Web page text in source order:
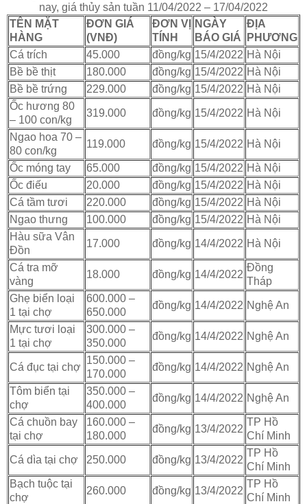
nay, giá thủy sản tuần 11/04/2022 – 17/04/2022
TÊN MẶT
HÀNG
ĐƠN GIÁ
(VNĐ)
ĐƠN VỊ
TÍNH
NGÀY
BÁO GIÁ
ĐỊA
PHƯƠNG
Cá trích
45.000 đồng/kg 15/4/2022 Hà Nội
Bề bề thịt
180.000 đồng/kg 15/4/2022 Hà Nội
Bề bề trứng
229.000 đồng/kg 15/4/2022 Hà Nội
Ốc hương 80
– 100 con/kg
319.000 đồng/kg 15/4/2022 Hà Nội
Ngao hoa 70 –
80 con/kg
119.000 đồng/kg 15/4/2022 Hà Nội
Ốc móng tay 65.000 đồng/kg 15/4/2022 Hà Nội
Ốc điếu
20.000 đồng/kg 15/4/2022 Hà Nội
Cá tầm tươi
220.000 đồng/kg 15/4/2022 Hà Nội
Ngao thưng
100.000 đồng/kg 15/4/2022 Hà Nội
Hàu sữa Vân
Đồn
17.000 đồng/kg 14/4/2022 Hà Nội
Cá tra mỡ
vàng
18.000 đồng/kg 14/4/2022
Đồng
Tháp
Ghẹ biển loại
1 tại chợ
600.000 –
650.000
đồng/kg 14/4/2022 Nghệ An
Mực tươi loại
1 tại chợ
300.000 –
350.000
đồng/kg 14/4/2022 Nghệ An
Cá đục tại chợ
150.000 –
170.000
đồng/kg 14/4/2022 Nghệ An
Tôm biển tại
chợ
350.000 –
400.000
đồng/kg 14/4/2022 Nghệ An
Cá chuồn bay
tại chợ
160.000 –
180.000
đồng/kg 13/4/2022
TP Hồ
Chí Minh
Cá dìa tại chợ 250.000 đồng/kg 13/4/2022
TP Hồ
Chí Minh
Bạch tuộc tại
chợ
260.000 đồng/kg 13/4/2022
TP Hồ
Chí Minh